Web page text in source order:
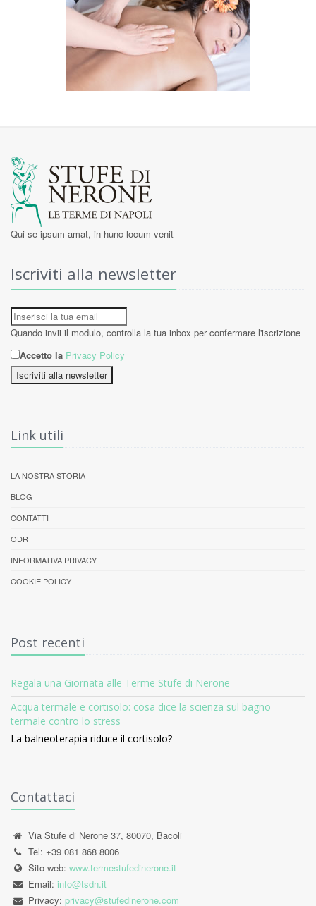
Qui se ipsum amat, in hunc locum venit
Iscriviti alla newsletter
Quando invii il modulo, controlla la tua inbox per confermare l'iscrizione
Accetto la Privacy Policy
Iscriviti alla newsletter
Link utili
LA NOSTRA STORIA
BLOG
CONTATTI
ODR
INFORMATIVA PRIVACY
COOKIE POLICY
Post recenti
Regala una Giornata alle Terme Stufe di Nerone
Acqua termale e cortisolo: cosa dice la scienza sul bagno
termale contro lo stress
La balneoterapia riduce il cortisolo?
Contattaci
Via Stufe di Nerone 37, 80070, Bacoli
Tel: +39 081 868 8006
Sito web: www.termestufedinerone.it
Email: info@tsdn.it
Privacy: privacy@stufedinerone.com